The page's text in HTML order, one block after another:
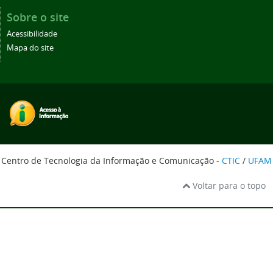
Sobre o site
Acessibilidade
Mapa do site
Centro de Tecnologia da Informação e Comunicação - CTIC / UFAM
Voltar para o topo